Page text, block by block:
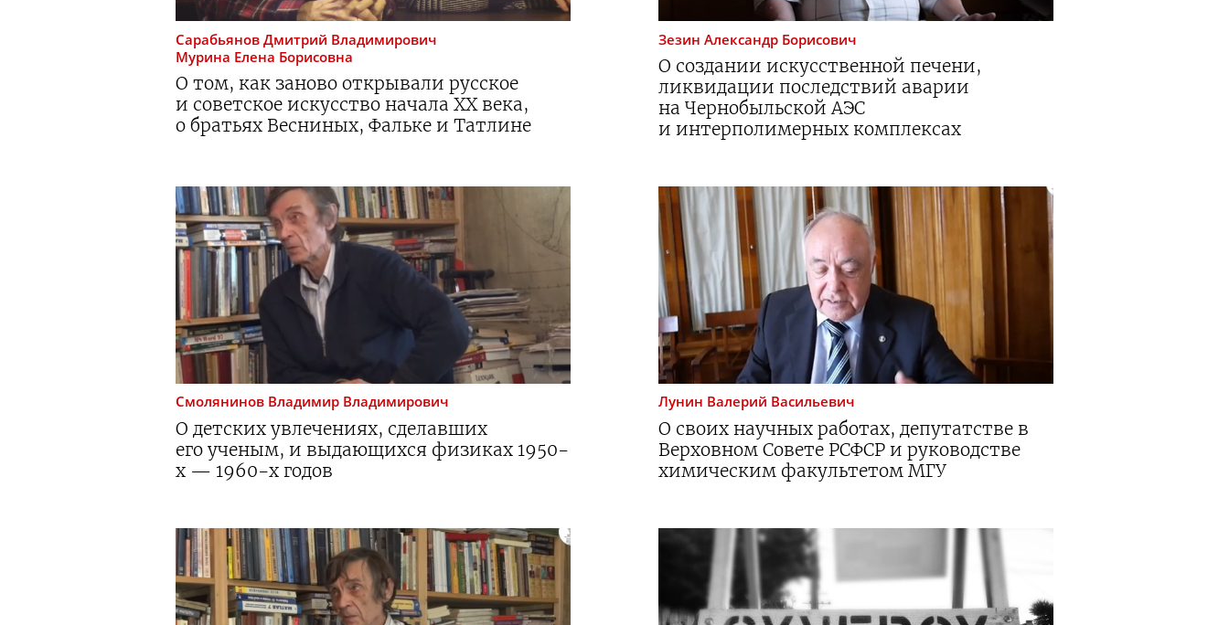
СарабьяновДмитрий Владимирович
Мурина Елена Борисовна
О том, как заново открывали русское
и советское искусство начала XX века,
о братьях Весниных, Фальке и Татлине
Зезин Александр Борисович
О создании искусственной печени,
ликвидации последствий аварии
на Чернобыльской АЭС
и интерполимерных комплексах
Смолянинов Владимир Владимирович
О детских увлечениях, сделавших
его ученым, и выдающихся физиках 1950-
х — 1960-х годов
Лунин Валерий Васильевич
О своих научных работах, депутатстве в
Верховном Совете РСФСР и руководстве
химическим факультетом МГУ